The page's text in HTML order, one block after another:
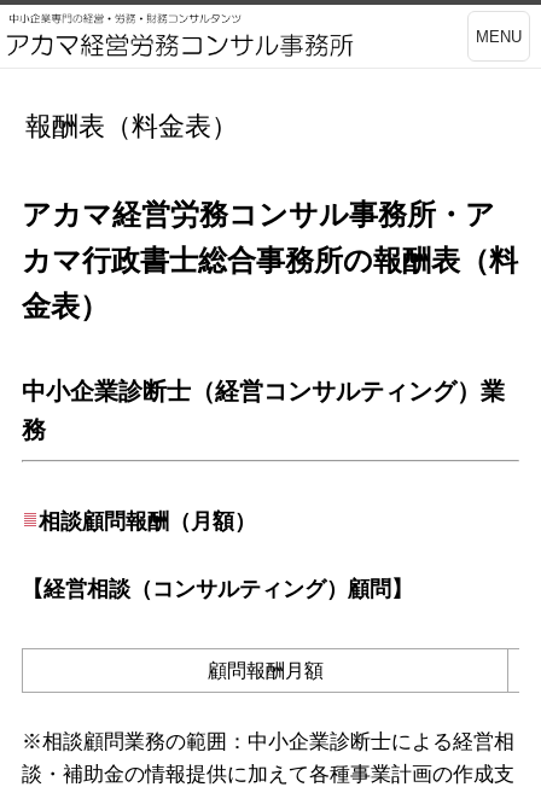
MENU
報酬表（料金表）
アカマ経営労務コンサル事務所・ア
カマ行政書士総合事務所の報酬表（料
金表）
中小企業診断士（経営コンサルティング）業
務
相談顧問報酬（月額）
【経営相談（コンサルティング）顧問 】
顧問報酬月額
※相談顧問業務の範囲：中小企業診断士による経営相
談・補助金の情報提供に加えて各種事業計画の作成支